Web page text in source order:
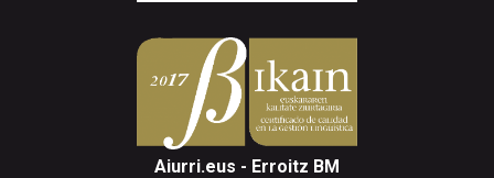
Aiurri.eus - Erroitz BM